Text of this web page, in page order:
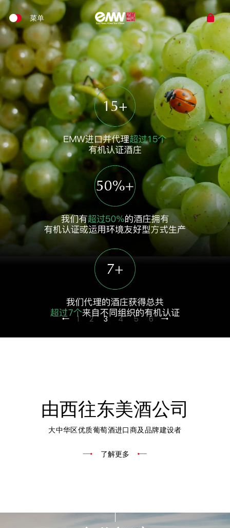
1 2 3 4 5 6
由西往东美酒公司
大中华区优质葡萄酒进口商及品牌建设者
了解更多